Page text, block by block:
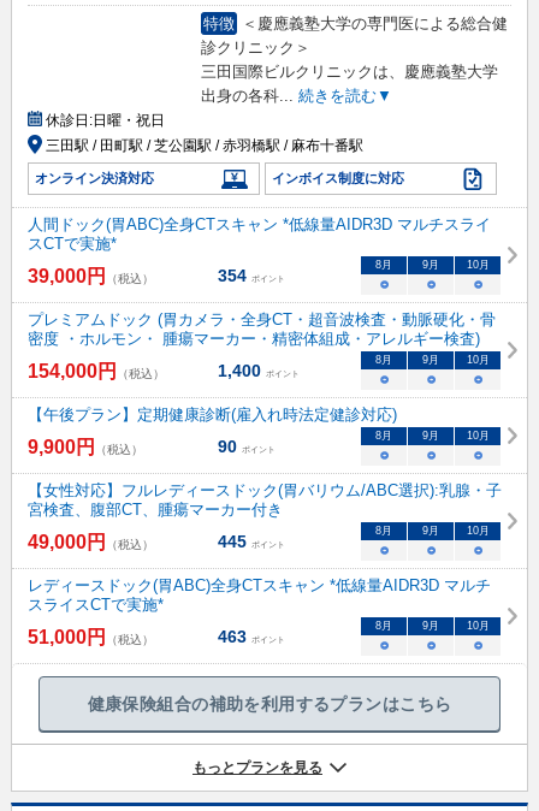
特徴
＜慶應義塾大学の専門医による総合健
診クリニック＞
三田国際ビルクリニックは、慶應義塾大学
出身の各科... 続きを読む▼
休診日:日曜・祝日
三田駅 / 田町駅 / 芝公園駅 / 赤羽橋駅 / 麻布十番駅
オンライン決済対応 インボイス制度に対応
人間ドック(胃ABC)全身CTスキャン *低線量AIDR3D マルチスライ
スCTで実施*
39,000円 （税込） 354 ポイント
8月 9月 10月
○ ○ ○
プレミアムドック (胃カメラ・全身CT・超音波検査・動脈硬化・骨
密度 ・ホルモン・ 腫瘍マーカー・精密体組成・アレルギー検査)
154,000円 （税込） 1,400 ポイント
8月 9月 10月
○ ○ ○
【午後プラン】定期健康診断(雇入れ時法定健診対応)
9,900円 （税込） 90 ポイント
8月 9月 10月
○ ○ ○
【女性対応】フルレディースドック(胃バリウム/ABC選択):乳腺・子
宮検査、腹部CT、腫瘍マーカー付き
49,000円 （税込） 445 ポイント
8月 9月 10月
○ ○ ○
レディースドック(胃ABC)全身CTスキャン *低線量AIDR3D マルチ
スライスCTで実施*
51,000円 （税込） 463 ポイント
8月 9月 10月
○ ○ ○
健康保険組合の補助を利用するプランはこちら
もっとプランを見る